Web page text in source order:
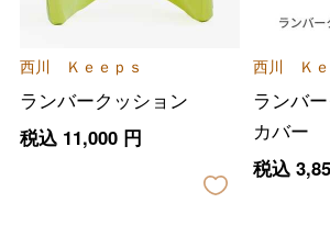
西川 Ｋｅｅｐｓ
ランバークッション
税込 11,000円
西川 Ｋｅ
ランバ
カバー
税込